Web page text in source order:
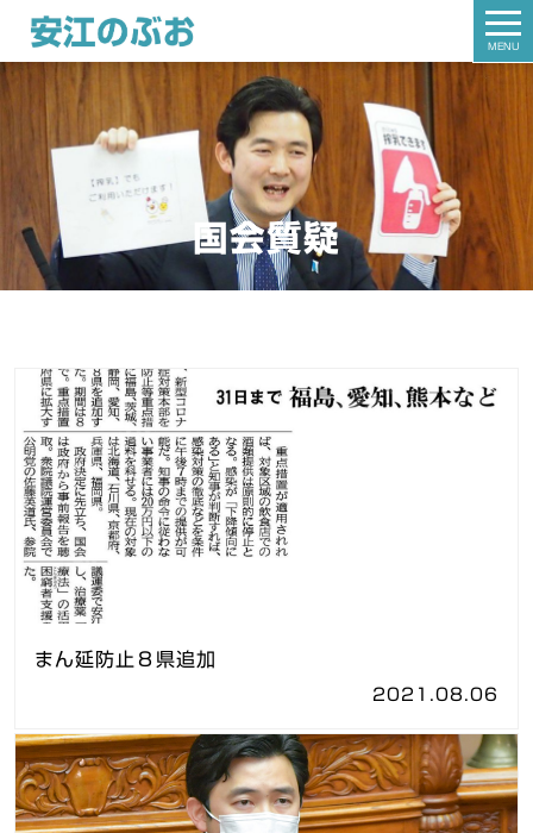
国会質疑
まん延防止８県追加
2021.08.06
MENU